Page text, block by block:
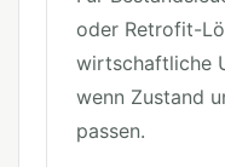
oder Retrofit-
wirtschaftliche
wenn Zustand
passen.